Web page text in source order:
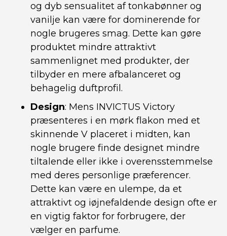
og dyb sensualitet af tonkabønner og
vanilje kan være for dominerende for
nogle brugeres smag. Dette kan gøre
produktet mindre attraktivt
sammenlignet med produkter, der
tilbyder en mere afbalanceret og
behagelig duftprofil.
Design: Mens INVICTUS Victory
præsenteres i en mørk flakon med et
skinnende V placeret i midten, kan
nogle brugere finde designet mindre
tiltalende eller ikke i overensstemmelse
med deres personlige præferencer.
Dette kan være en ulempe, da et
attraktivt og iøjnefaldende design ofte er
en vigtig faktor for forbrugere, der
vælger en parfume.